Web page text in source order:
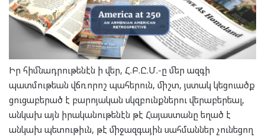
Իր հիմնադրութենէն ի վեր, Հ.Բ.Ը.Մ.-ը մեր ազգի
պատմութեան վճռորոշ պահերուն, միշտ, յստակ կեցուածք
ցուցաբերած է բարոյական սկզբունքներու վերաբերեալ,
անկախ այն իրականութենէն թէ Հայաստանը եղած է
անկախ պետութիւն, թէ միջազգային սահմաններ չունեցող